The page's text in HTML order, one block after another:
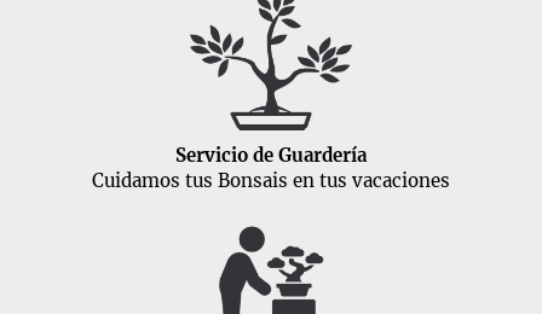
Servicio de Guardería
Cuidamos tus Bonsais en tus vacaciones